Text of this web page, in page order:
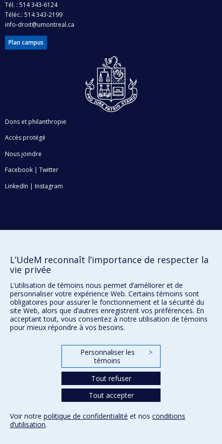
Tél. : 514 343-6124
Téléc.: 514 343-2199
info-droit@umontreal.ca
Plan campus
Dons et philanthropie
Accès protégé
Nous joindre
Facebook | Twitter
LinkedIn | Instagram
Confidentialité
Conditions d’utilisation
Paramètres des témoins
Université de
Montréal
L’UdeM reconnaît l’importance de respecter la
vie privée
L’utilisation de témoins nous permet d’améliorer et de
personnaliser votre expérience Web. Certains témoins sont
obligatoires pour assurer le fonctionnement et la sécurité du
site Web, alors que d’autres enregistrent vos préférences. En
acceptant tout, vous consentez à notre utilisation de témoins
pour mieux répondre à vos besoins.
Personnaliser les
témoins
>
Tout refuser
Tout accepter
Voir notre politique de confidentialité et nos conditions
d’utilisation.